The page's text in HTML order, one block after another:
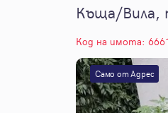
Къща/Вила,
Код на имота:
Само от Адрес